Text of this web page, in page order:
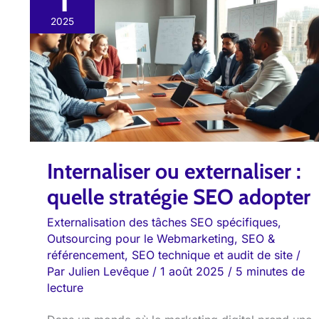
2025
Internaliser ou externaliser :
quelle stratégie SEO adopter
Externalisation des tâches SEO spécifiques,
Outsourcing pour le Webmarketing, SEO &
référencement, SEO technique et audit de site /
Par Julien Levêque / 1 août 2025 / 5 minutes de
lecture
ou
externaliser
:
quelle
stratégie
SEO
adopter